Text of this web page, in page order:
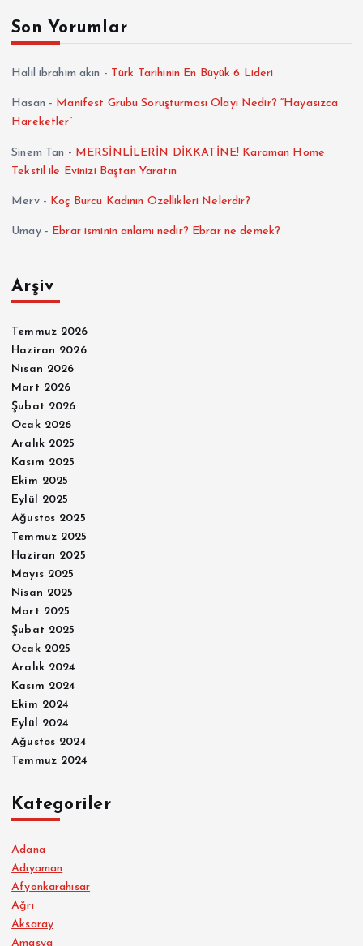
Son Yorumlar
Halil ibrahim akın - Türk Tarihinin En Büyük 6 Lideri
Hasan - Manifest Grubu Soruşturması Olayı Nedir? “Hayasızca
Hareketler”
Sinem Tan - MERSİNLİLERİN DİKKATİNE! Karaman Home
Tekstil ile Evinizi Baştan Yaratın
Merv- Koç Burcu Kadının Özellikleri Nelerdir?
Umay- Ebrar isminin anlamı nedir? Ebrar ne demek?
Arşiv
Temmuz 2026
Haziran 2026
Nisan 2026
Mart 2026
Şubat 2026
Ocak 2026
Aralık 2025
Kasım 2025
Ekim 2025
Eylül 2025
Ağustos 2025
Temmuz 2025
Haziran 2025
Mayıs 2025
Nisan 2025
Mart 2025
Şubat 2025
Ocak 2025
Aralık 2024
Kasım 2024
Ekim 2024
Eylül 2024
Ağustos 2024
Temmuz 2024
Kategoriler
Adana
Adıyaman
Afyonkarahisar
Ağrı
Aksaray
Amasya